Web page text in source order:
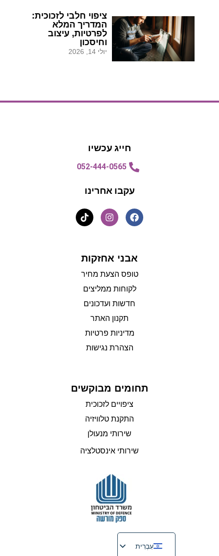
ציפוי חלבי לזכוכית:
המדריך המלא
לפרטיות, עיצוב
וחיסכון
יולי 14, 2026
חייג עכשיו
052-444-0565
עקבו אחרינו
אבני אחזקות
טופס הצעת מחיר
לקוחות ממליצים
חדשות ועדכונים
תקנון האתר
מדיניות פרטיות
הצהרת נגישות
תחומים מבוקשים
ציפויים לזכוכית
התקנת טלוויזיה
שירותי מנעולן
שירותי אינסטלציה
עִבְרִית